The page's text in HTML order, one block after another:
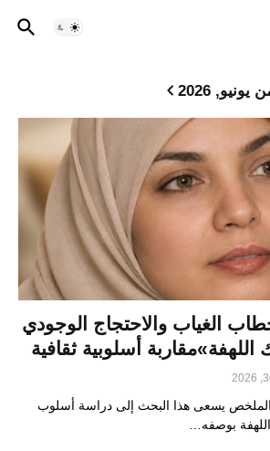
2026
الغياب والاحتجاج الوجودي
أسلوبية ثقافية
الملخص يسعى هذا البحث إلى دراسة أسلوب
بوصفه…